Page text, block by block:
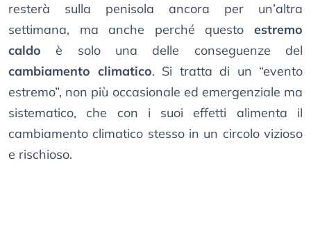
resterà sulla penisola ancora per un’altra
settimana, ma anche perché questo estremo
caldo è solo una delle conseguenze del
cambiamento climatico. Si tratta di un “evento
estremo”, non più occasionale ed emergenziale ma
sistematico, che con i suoi effetti alimenta il
cambiamento climatico stesso in un circolo vizioso
e rischioso.